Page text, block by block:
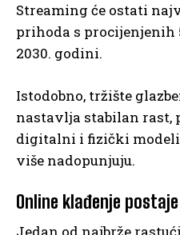
Streaming će ostati
prihoda s procijenjenih
2030. godini.
Istodobno, tržište
nastavlja stabilan rast,
digitalni i fizički modeli
više nadopunjuju.
Online klađenje